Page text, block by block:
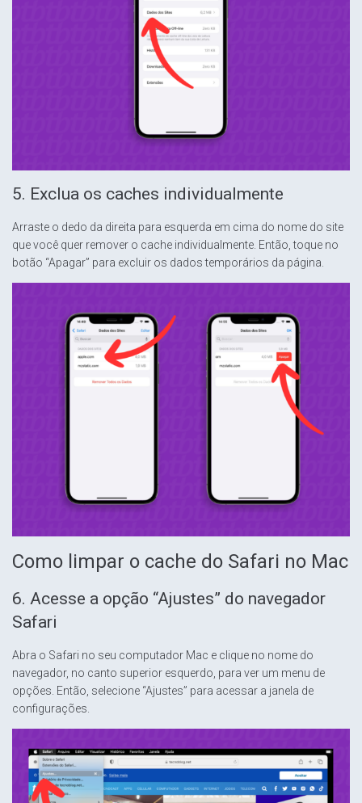
5. Exclua os caches individualmente
Arraste o dedo da direita para esquerda em cima do nome do site
que você quer remover o cache individualmente. Então, toque no
botão “Apagar” para excluir os dados temporários da página.
Como limpar o cache do Safari no Mac
6. Acesse a opção “Ajustes” do navegador
Safari
Abra o Safari no seu computador Mac e clique no nome do
navegador, no canto superior esquerdo, para ver um menu de
opções. Então, selecione “Ajustes” para acessar a janela de
configurações.